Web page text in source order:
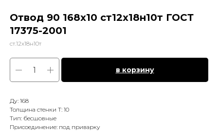
Отвод 90 168х10 ст12х18н10т ГОСТ
17375-2001
ст.12х18н10т
в корзину
Ду: 168
Толщина стенки Т: 10
Тип: бесшовные
Присоединение: под приварку